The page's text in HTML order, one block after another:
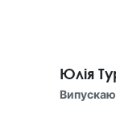
Юлія